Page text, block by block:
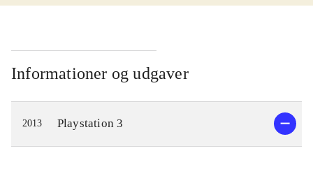
parallelverdenen Ni no Kuni. På
ekstraordinære karakterer, og flere af
dem bliver hjælpsomme allierede. De
guider Oliver når han udforsker
parallelverdenen og lærer ham
magiske tricks, som vil gøre ham
stærk nok til at konfrontere hans
Informationer og udgaver
2013 Playstation 3